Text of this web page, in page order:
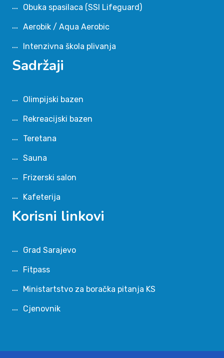
Obuka spasilaca (SSI Lifeguard)
Aerobik / Aqua Aerobic
Intenzivna škola plivanja
Sadržaji
Olimpijski bazen
Rekreacijski bazen
Teretana
Sauna
Frizerski salon
Kafeterija
Korisni linkovi
Grad Sarajevo
Fitpass
Ministartstvo za boračka pitanja KS
Cjenovnik